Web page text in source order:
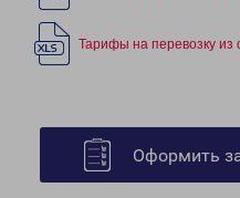
Тарифы на перевозку из
Оформить